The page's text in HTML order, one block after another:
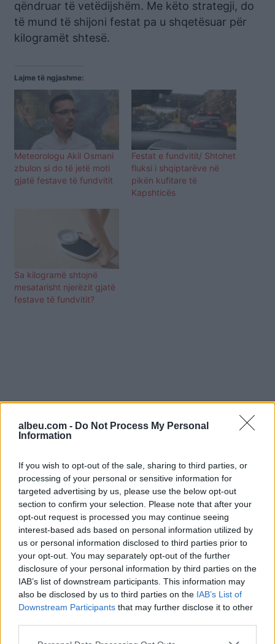
albeu.com - Do Not Process My Personal
Information
If you wish to opt-out of the sale, sharing to third parties, or
processing of your personal or sensitive information for
targeted advertising by us, please use the below opt-out
section to confirm your selection. Please note that after your
opt-out request is processed you may continue seeing
interest-based ads based on personal information utilized by
us or personal information disclosed to third parties prior to
your opt-out. You may separately opt-out of the further
disclosure of your personal information by third parties on the
IAB’s list of downstream participants. This information may
also be disclosed by us to third parties on the IAB’s List of
Downstream Participants that may further disclose it to other
qëndruar të vetëdijshëm. Me këto strategji, do
të mund të shijoni festat pa u shqetësuar për
kilogramët shtesë.
Lajme të ngjashme:
Meteorologu Akil Osmani
zbulon si do të jetë moti
gjatë festave të fundvitit
Festat e fundvitit/ Shtohet
fluksi i shqiptarëve në
pikën kufitare të
Kapshticës
Sa kilogramë shtojnë
mesatarisht njerëzit gjatë
festave të fundvitit?
Shtuarmë11.12.2024 15:05
Tags:
Festat , fundvit